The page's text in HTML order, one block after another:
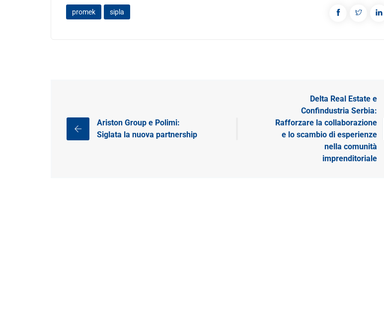
promek sipla
Ariston Group e Polimi:
Siglata la nuova partnership
Delta Real Estate e
Confindustria Serbia:
Rafforzare la collaborazione
e lo scambio di esperienze
nella comunità
imprenditoriale